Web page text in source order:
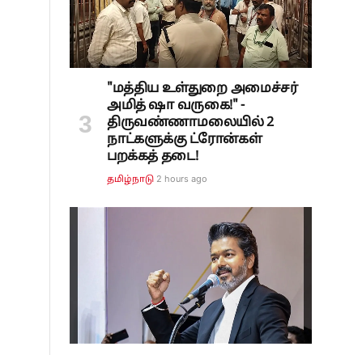
"மத்திய உள்துறை அமைச்சர்
அமித் ஷா வருகை!" -
திருவண்ணாமலையில் 2
நாட்களுக்கு ட்ரோன்கள்
பறக்கத் தடை!
தமிழ்நாடு 2 hours ago